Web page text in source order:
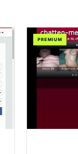
PREMIUM